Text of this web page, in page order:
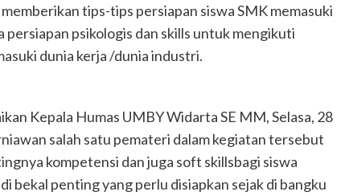
tips-tips persiapan siswa SMK memasuki
persiapan psikologis dan skills untuk mengikuti
dunia kerja /dunia industri.
Kepala Humas UMBY Widarta SE MM, Selasa, 28
salah satu pemateri dalam kegiatan tersebut
kompetensi dan juga soft skillsbagi siswa
bekal penting yang perlu disiapkan sejak di bangku